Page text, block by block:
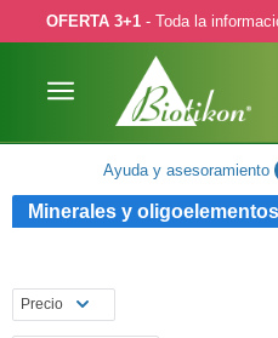
al contenido principal
Saltar a la búsqueda
Saltar a la navegación principal
OFERTA 3+1- Toda la
Ayuda y asesoramiento
Minerales y oligoelementos
Precio